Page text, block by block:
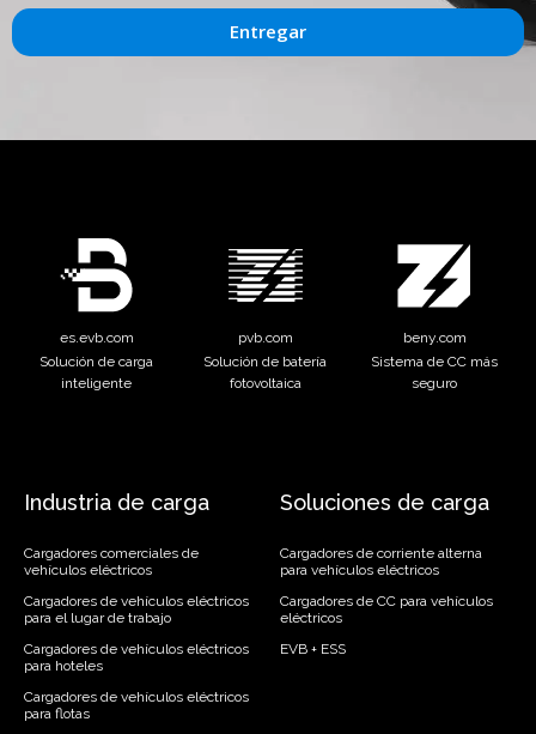
Entregar
es.evb.com
Solución de carga
inteligente
pvb.com
Solución de batería
fotovoltaica
beny.com
Sistema de CC más
seguro
Industria de carga
Cargadores comerciales de
vehículos eléctricos
Cargadores de vehículos eléctricos
para el lugar de trabajo
Cargadores de vehículos eléctricos
para hoteles
Cargadores de vehículos eléctricos
para flotas
Soluciones de carga
Cargadores de corriente alterna
para vehículos eléctricos
Cargadores de CC para vehículos
eléctricos
EVB + ESS